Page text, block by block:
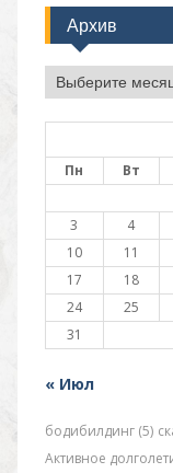
Архив
Архив
Пн Вт
3
4
10
11
17
18
24
25
31
« Июл
бодибилдинг (5)
Активное